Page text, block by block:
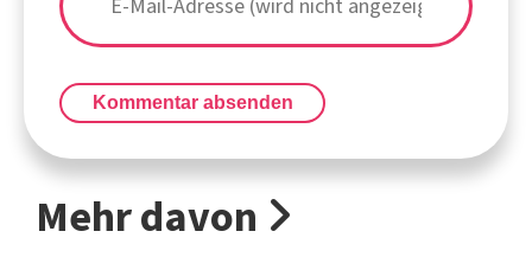
Kommentar absenden
Mehr davon